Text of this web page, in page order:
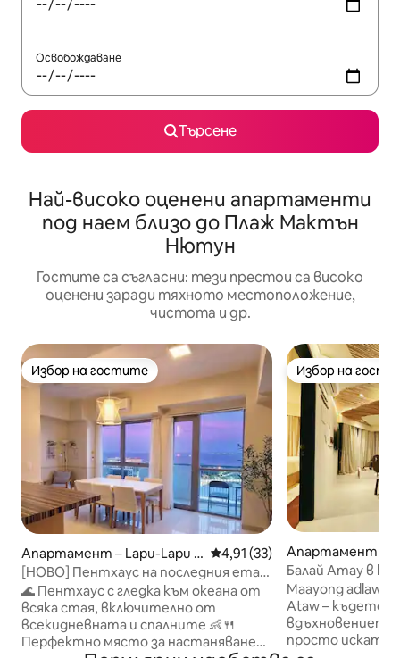
Освобождаване
Търсене
Най-високо оценени апартаменти
под наем близо до Плаж Мактън
Нютун
Гостите са съгласни: тези престои са високо
оценени заради тяхното местоположение,
чистота и др.
Избор на гостите
Избор на гостите
Апартамент – Lapu-Lapu C
ity
Средна оценка: 4,91 от 5,
4,91 (33)
[НОВО] Пентхаус на последния етаж
с панорамна гледка към океана/
Идеален за семейства с деца/
Басейн/Безплатен достъп до плажа
„Ню Таун Бийч“
🌊 Пентхаус с гледка към океана от
всяка стая, включително от
всекидневната и спалните 👶🍴
Перфектно място за настаняване
Избор на
Избор на
Апартамент –
City
Балай Атау в
Тамбули
Maayong adlaw!
Ataw – където
просто искате